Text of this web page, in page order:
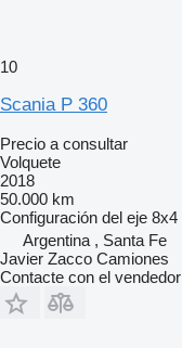
10
Scania P 360
Precio a consultar
Volquete
2018
50.000 km
Configuración del eje 8x4
Argentina , Santa Fe
Javier Zacco Camiones
Contacte con el vendedor